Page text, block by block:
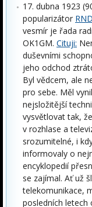
17. dubna 1923
popularizátor
vesmír je řada
OK1GM. Cituji:
duševními
jeho odchod
Byl vědcem, ale
pro sebe. Měl
nejsložitější
vysvětlovat tak,
v rozhlase a
srozumitelné, i
informovaly o
encyklopedií
se zajímal. Ať už
telekomunikace,
posledních letech